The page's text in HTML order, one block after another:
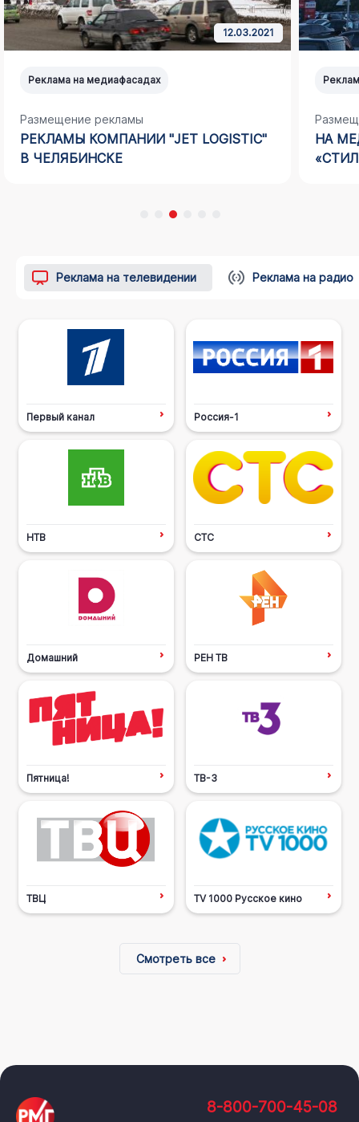
12.03.2021
Реклама на медиафасадах
Размещение рекламы
РЕКЛАМЫ КОМПАНИИ "JET LOGISTIC"
В ЧЕЛЯБИНСКЕ
НА
Реклама на телевидении Реклама на радио
Первый канал Россия-1
НТВ СТС
Домашний РЕН ТВ
Пятница! ТВ-3
ТВЦ TV 1000 Русское кино
Смотреть все
8-800-700-45-08